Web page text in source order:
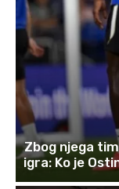
Zbog njega
igra: Ko je